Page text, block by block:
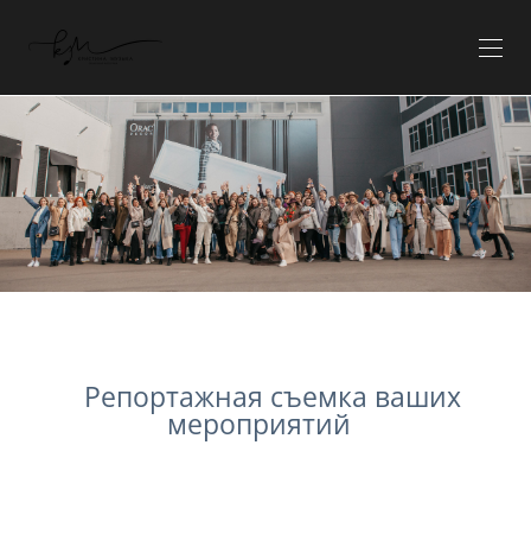
Репортажная съемка ваших
мероприятий